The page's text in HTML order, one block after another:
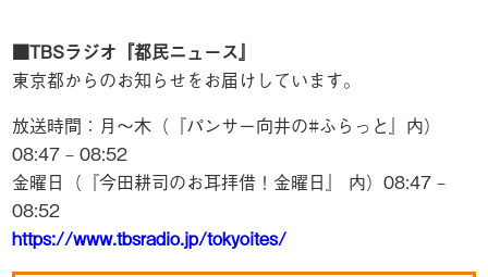
■TBSラジオ『都民ニュース』
東京都からのお知らせをお届けしています。
放送時間： 月～木（『パンサー向井の#ふらっと』内）
08:47 – 08:52
金曜日（『今田耕司のお耳拝借！金曜日』 内）08:47 –
08:52
https://www.tbsradio.jp/tokyoites/